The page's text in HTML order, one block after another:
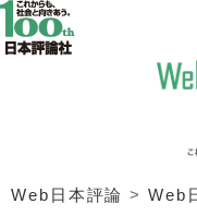
Web日本評論 >Web